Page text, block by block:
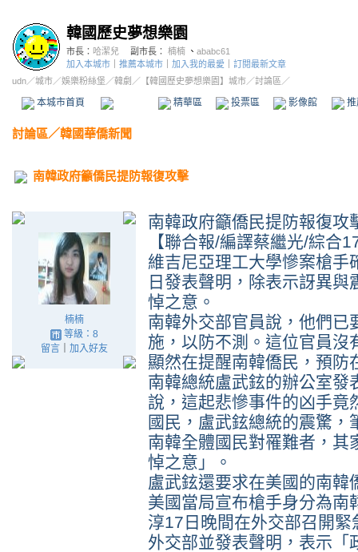
韓國歷史夢想樂園
市長： 哈潔兒 副市長： 楠楠 、 ababc61
加入本城市
推薦本城市 加入我的最愛
訂閱最新文章
udn／城市／娛樂粉絲堡 ／韓劇 ／ 【韓國歷史夢想樂園】城市／討論區／
本城市首頁 精華區 投票區 影像館
討論區／韓國華僑新聞
南韓政府籲僑民提防報復攻擊
楠楠
等級：8
留言｜ 加入好友
南韓政府籲僑民提防報復攻
【聯合報/編譯蔡繼光/綜合
維吉尼亞理工大學慘案槍手
日發表聲明，除表示訝異
悼之意。
南韓外交部官員說，他們已
施，以防不測。這位官員沒
顯然在提醒南韓僑民，預防
南韓總統盧武鉉的辦公室發
說，這起悲慘事件的凶手竟
國民，盧武鉉總統的震驚
南韓全體國民對罹難者，其
悼之意」。
盧武鉉還要求在美國的南韓
美國當局宣布槍手身分為南
淳17日晚間在外交部召開
外交部並發表聲明，表示「